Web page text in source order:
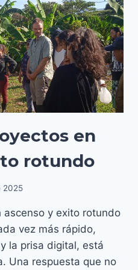
en
rotundo
2025
ascenso y exito rotundo
vez más rápido,
la prisa digital, está
Una respuesta que no